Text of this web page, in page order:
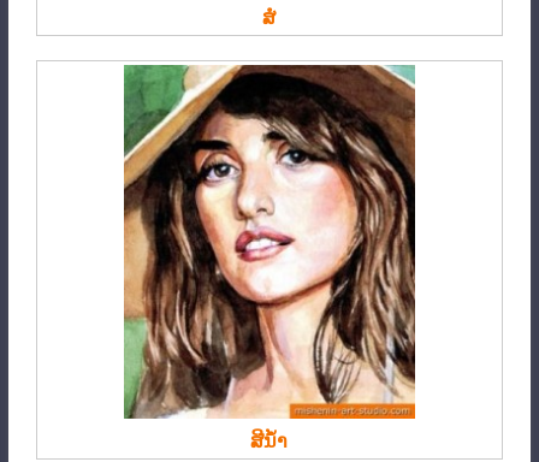
ສໍ
ສີນ້ຳ